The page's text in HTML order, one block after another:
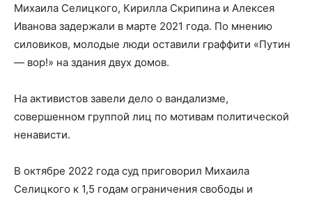
Михаила Селицкого, Кирилла Скрипина и Алексея
Иванова задержали в марте 2021 года. По мнению
силовиков, молодые люди оставили граффити «Путин
— вор!» на здания двух домов.
На активистов завели дело о вандализме,
совершенном группой лиц по мотивам политической
ненависти.
В октябре 2022 года суд приговорил Михаила
Селицкого к 1,5 годам ограничения свободы и